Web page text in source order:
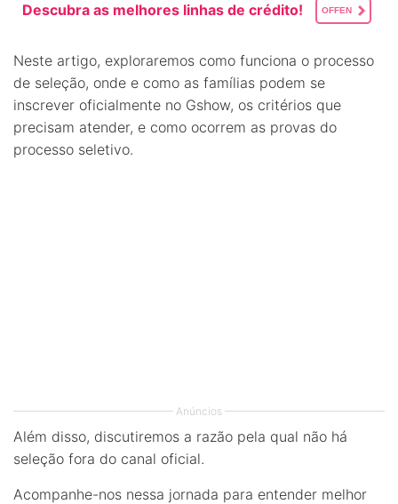
Descubra as melhores linhas de crédito! OFFEN
Neste artigo, exploraremos como funciona o processo
de seleção, onde e como as famílias podem se
inscrever oficialmente no Gshow, os critérios que
precisam atender, e como ocorrem as provas do
processo seletivo.
Anúncios
Além disso, discutiremos a razão pela qual não há
seleção fora do canal oficial.
Acompanhe-nos nessa jornada para entender melhor